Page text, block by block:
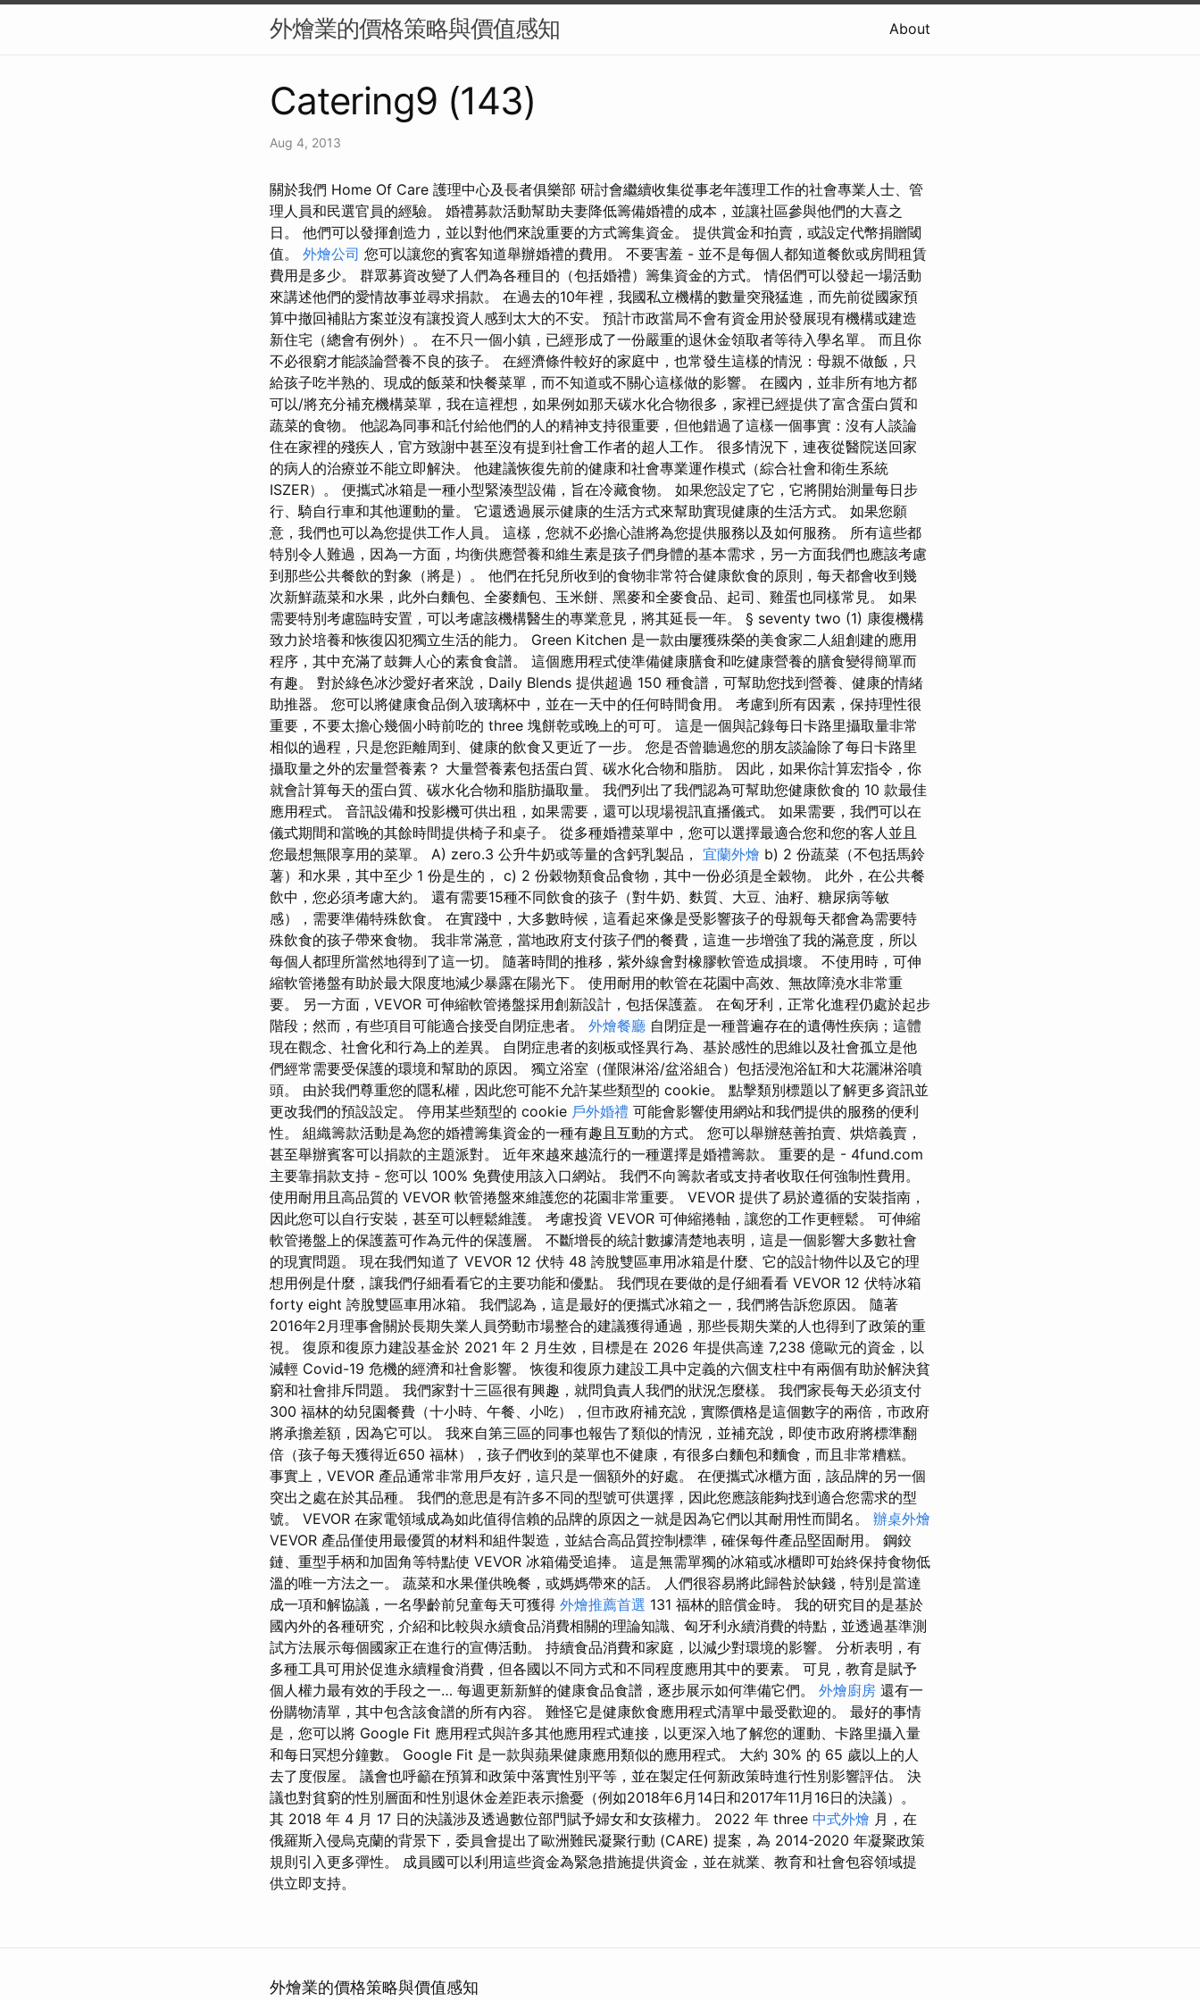
外燴業的價格策略與價值感知 About
Catering9 (143)
Aug 4, 2013
關於我們 Home Of Care 護理中心及長者俱樂部 研討會繼續收集從事老年護理工作的社會專業人士、管
理人員和民選官員的經驗。 婚禮募款活動幫助夫妻降低籌備婚禮的成本，並讓社區參與他們的大喜之
日。 他們可以發揮創造力，並以對他們來說重要的方式籌集資金。 提供賞金和拍賣，或設定代幣捐贈閾
值。 外燴公司 您可以讓您的賓客知道舉辦婚禮的費用。 不要害羞 - 並不是每個人都知道餐飲或房間租賃
費用是多少。 群眾募資改變了人們為各種目的（包括婚禮）籌集資金的方式。 情侶們可以發起一場活動
來講述他們的愛情故事並尋求捐款。 在過去的10年裡，我國私立機構的數量突飛猛進，而先前從國家預
算中撤回補貼方案並沒有讓投資人感到太大的不安。 預計市政當局不會有資金用於發展現有機構或建造
新住宅（總會有例外）。 在不只一個小鎮，已經形成了一份嚴重的退休金領取者等待入學名單。 而且你
不必很窮才能談論營養不良的孩子。 在經濟條件較好的家庭中，也常發生這樣的情況：母親不做飯，只
給孩子吃半熟的、現成的飯菜和快餐菜單，而不知道或不關心這樣做的影響。 在國內，並非所有地方都
可以/將充分補充機構菜單，我在這裡想，如果例如那天碳水化合物很多，家裡已經提供了富含蛋白質和
蔬菜的食物。 他認為同事和託付給他們的人的精神支持很重要，但他錯過了這樣一個事實：沒有人談論
住在家裡的殘疾人，官方致謝中甚至沒有提到社會工作者的超人工作。 很多情況下，連夜從醫院送回家
的病人的治療並不能立即解決。 他建議恢復先前的健康和社會專業運作模式（綜合社會和衛生系統
ISZER）。 便攜式冰箱是一種小型緊湊型設備，旨在冷藏食物。 如果您設定了它，它將開始測量每日步
行、騎自行車和其他運動的量。 它還透過展示健康的生活方式來幫助實現健康的生活方式。 如果您願
意，我們也可以為您提供工作人員。 這樣，您就不必擔心誰將為您提供服務以及如何服務。 所有這些都
特別令人難過，因為一方面，均衡供應營養和維生素是孩子們身體的基本需求，另一方面我們也應該考慮
到那些公共餐飲的對象（將是）。 他們在托兒所收到的食物非常符合健康飲食的原則，每天都會收到幾
次新鮮蔬菜和水果，此外白麵包、全麥麵包、玉米餅、黑麥和全麥食品、起司、雞蛋也同樣常見。 如果
需要特別考慮臨時安置，可以考慮該機構醫生的專業意見，將其延長一年。 § seventy two (1) 康復機構
致力於培養和恢復囚犯獨立生活的能力。 Green Kitchen 是一款由屢獲殊榮的美食家二人組創建的應用
程序，其中充滿了鼓舞人心的素食食譜。 這個應用程式使準備健康膳食和吃健康營養的膳食變得簡單而
有趣。 對於綠色冰沙愛好者來說，Daily Blends 提供超過 150 種食譜，可幫助您找到營養、健康的情緒
助推器。 您可以將健康食品倒入玻璃杯中，並在一天中的任何時間食用。 考慮到所有因素，保持理性很
重要，不要太擔心幾個小時前吃的 three 塊餅乾或晚上的可可。 這是一個與記錄每日卡路里攝取量非常
相似的過程，只是您距離周到、健康的飲食又更近了一步。 您是否曾聽過您的朋友談論除了每日卡路里
攝取量之外的宏量營養素？ 大量營養素包括蛋白質、碳水化合物和脂肪。 因此，如果你計算宏指令，你
就會計算每天的蛋白質、碳水化合物和脂肪攝取量。 我們列出了我們認為可幫助您健康飲食的 10 款最佳
應用程式。 音訊設備和投影機可供出租，如果需要，還可以現場視訊直播儀式。 如果需要，我們可以在
儀式期間和當晚的其餘時間提供椅子和桌子。 從多種婚禮菜單中，您可以選擇最適合您和您的客人並且
您最想無限享用的菜單。 A) zero.3 公升牛奶或等量的含鈣乳製品， 宜蘭外燴 b) 2 份蔬菜（不包括馬鈴
薯）和水果，其中至少 1 份是生的， c) 2 份穀物類食品食物，其中一份必須是全穀物。 此外，在公共餐
飲中，您必須考慮大約。 還有需要15種不同飲食的孩子（對牛奶、麩質、大豆、油籽、糖尿病等敏
感），需要準備特殊飲食。 在實踐中，大多數時候，這看起來像是受影響孩子的母親每天都會為需要特
殊飲食的孩子帶來食物。 我非常滿意，當地政府支付孩子們的餐費，這進一步增強了我的滿意度，所以
每個人都理所當然地得到了這一切。 隨著時間的推移，紫外線會對橡膠軟管造成損壞。 不使用時，可伸
縮軟管捲盤有助於最大限度地減少暴露在陽光下。 使用耐用的軟管在花園中高效、無故障澆水非常重
要。 另一方面，VEVOR 可伸縮軟管捲盤採用創新設計，包括保護蓋。 在匈牙利，正常化進程仍處於起步
階段；然而，有些項目可能適合接受自閉症患者。 外燴餐廳 自閉症是一種普遍存在的遺傳性疾病；這體
現在觀念、社會化和行為上的差異。 自閉症患者的刻板或怪異行為、基於感性的思維以及社會孤立是他
們經常需要受保護的環境和幫助的原因。 獨立浴室（僅限淋浴/盆浴組合）包括浸泡浴缸和大花灑淋浴噴
頭。 由於我們尊重您的隱私權，因此您可能不允許某些類型的 cookie。 點擊類別標題以了解更多資訊並
更改我們的預設設定。 停用某些類型的 cookie 戶外婚禮 可能會影響使用網站和我們提供的服務的便利
性。 組織籌款活動是為您的婚禮籌集資金的一種有趣且互動的方式。 您可以舉辦慈善拍賣、烘焙義賣，
甚至舉辦賓客可以捐款的主題派對。 近年來越來越流行的一種選擇是婚禮籌款。 重要的是 - 4fund.com
主要靠捐款支持 - 您可以 100% 免費使用該入口網站。 我們不向籌款者或支持者收取任何強制性費用。
使用耐用且高品質的 VEVOR 軟管捲盤來維護您的花園非常重要。 VEVOR 提供了易於遵循的安裝指南，
因此您可以自行安裝，甚至可以輕鬆維護。 考慮投資 VEVOR 可伸縮捲軸，讓您的工作更輕鬆。 可伸縮
軟管捲盤上的保護蓋可作為元件的保護層。 不斷增長的統計數據清楚地表明，這是一個影響大多數社會
的現實問題。 現在我們知道了 VEVOR 12 伏特 48 誇脫雙區車用冰箱是什麼、它的設計物件以及它的理
想用例是什麼，讓我們仔細看看它的主要功能和優點。 我們現在要做的是仔細看看 VEVOR 12 伏特冰箱
forty eight 誇脫雙區車用冰箱。 我們認為，這是最好的便攜式冰箱之一，我們將告訴您原因。 隨著
2016年2月理事會關於長期失業人員勞動市場整合的建議獲得通過，那些長期失業的人也得到了政策的重
視。 復原和復原力建設基金於 2021 年 2 月生效，目標是在 2026 年提供高達 7,238 億歐元的資金，以
減輕 Covid-19 危機的經濟和社會影響。 恢復和復原力建設工具中定義的六個支柱中有兩個有助於解決貧
窮和社會排斥問題。 我們家對十三區很有興趣，就問負責人我們的狀況怎麼樣。 我們家長每天必須支付
300 福林的幼兒園餐費（十小時、午餐、小吃），但市政府補充說，實際價格是這個數字的兩倍，市政府
將承擔差額，因為它可以。 我來自第三區的同事也報告了類似的情況，並補充說，即使市政府將標準翻
倍（孩子每天獲得近650 福林），孩子們收到的菜單也不健康，有很多白麵包和麵食，而且非常糟糕。
事實上，VEVOR 產品通常非常用戶友好，這只是一個額外的好處。 在便攜式冰櫃方面，該品牌的另一個
突出之處在於其品種。 我們的意思是有許多不同的型號可供選擇，因此您應該能夠找到適合您需求的型
號。 VEVOR 在家電領域成為如此值得信賴的品牌的原因之一就是因為它們以其耐用性而聞名。 辦桌外燴
VEVOR 產品僅使用最優質的材料和組件製造，並結合高品質控制標準，確保每件產品堅固耐用。 鋼鉸
鏈、重型手柄和加固角等特點使 VEVOR 冰箱備受追捧。 這是無需單獨的冰箱或冰櫃即可始終保持食物低
溫的唯一方法之一。 蔬菜和水果僅供晚餐，或媽媽帶來的話。 人們很容易將此歸咎於缺錢，特別是當達
成一項和解協議，一名學齡前兒童每天可獲得 外燴推薦首選 131 福林的賠償金時。 我的研究目的是基於
國內外的各種研究，介紹和比較與永續食品消費相關的理論知識、匈牙利永續消費的特點，並透過基準測
試方法展示每個國家正在進行的宣傳活動。 持續食品消費和家庭，以減少對環境的影響。 分析表明，有
多種工具可用於促進永續糧食消費，但各國以不同方式和不同程度應用其中的要素。 可見，教育是賦予
個人權力最有效的手段之一… 每週更新新鮮的健康食品食譜，逐步展示如何準備它們。 外燴廚房 還有一
份購物清單，其中包含該食譜的所有內容。 難怪它是健康飲食應用程式清單中最受歡迎的。 最好的事情
是，您可以將 Google Fit 應用程式與許多其他應用程式連接，以更深入地了解您的運動、卡路里攝入量
和每日冥想分鐘數。 Google Fit 是一款與蘋果健康應用類似的應用程式。 大約 30% 的 65 歲以上的人
去了度假屋。 議會也呼籲在預算和政策中落實性別平等，並在製定任何新政策時進行性別影響評估。 決
議也對貧窮的性別層面和性別退休金差距表示擔憂（例如2018年6月14日和2017年11月16日的決議）。
其 2018 年 4 月 17 日的決議涉及透過數位部門賦予婦女和女孩權力。 2022 年 three 中式外燴 月，在
俄羅斯入侵烏克蘭的背景下，委員會提出了歐洲難民凝聚行動 (CARE) 提案，為 2014-2020 年凝聚政策
規則引入更多彈性。 成員國可以利用這些資金為緊急措施提供資金，並在就業、教育和社會包容領域提
供立即支持。
外燴業的價格策略與價值感知